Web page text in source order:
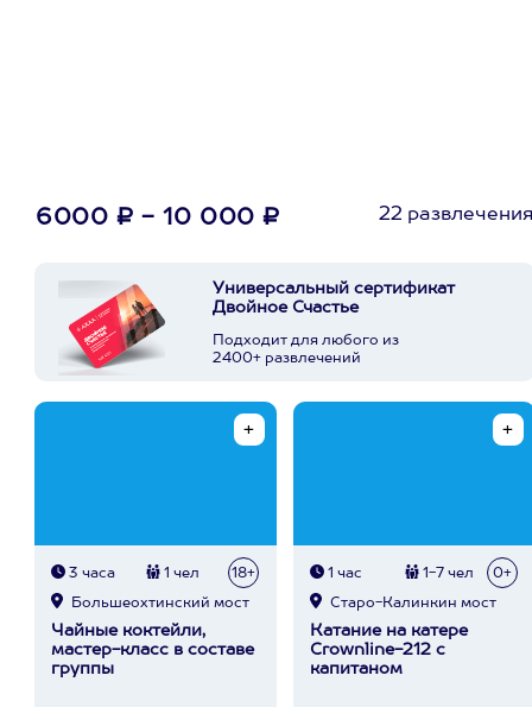
6000 ₽ - 10 000 ₽ 22
Универсальный сертификат
Двойное Счастье
Подходит для любого из
2400+ развлечений
3 часа 1 чел 18+
Большеохтинский мост
Чайные коктейли,
мастер-класс в составе
группы
1 час 1-7 чел 0+
Старо-Калинкин мост
Катание на катере
Crownline-212 с
капитаном